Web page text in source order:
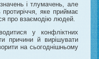
і тлумачень, але
протиріччя, яке приймає
про взаємодію людей.
у конфліктних
причини й вирішувати
на сьогоднішньому